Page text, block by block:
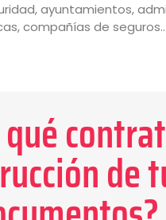
ayuntamientos,
compañías de seguros…
de